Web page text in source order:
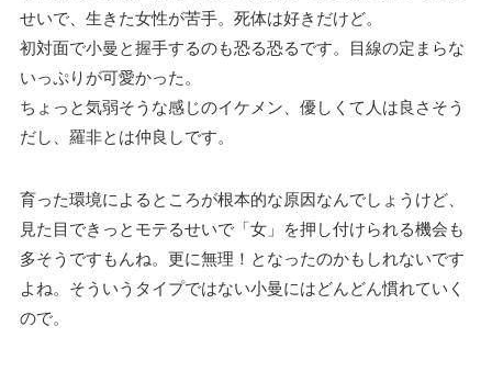
せいで、生きた女性が苦手。死体は好きだけど。
初対面で小曼と握手するのも恐る恐るです。目線の定まらな
いっぷりが可愛かった。
ちょっと気弱そうな感じのイケメン、優しくて人は良さそう
だし、羅非とは仲良しです。
育った環境によるところが根本的な原因なんでしょうけど、
見た目できっとモテるせいで「女」を押し付けられる機会も
多そうですもんね。更に無理！となったのかもしれないです
よね。そういうタイプではない小曼にはどんどん慣れていく
ので。